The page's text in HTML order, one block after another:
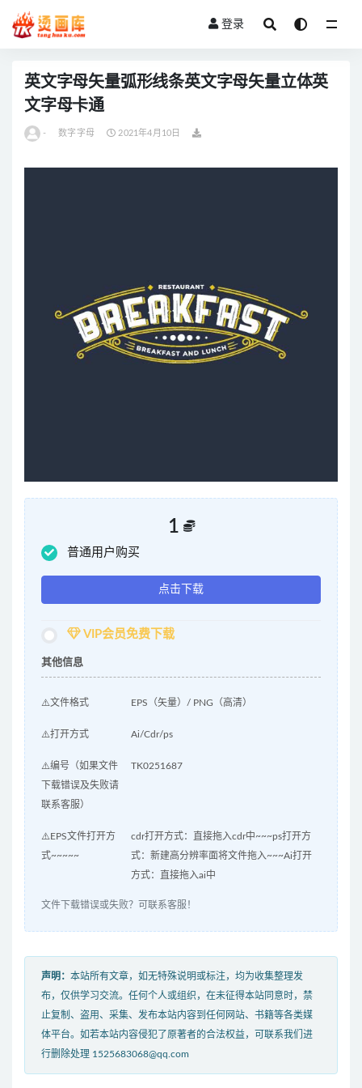
登录
英文字母矢量弧形线条英文字母矢量立体英
文字母卡通
- 数字字母 2021年4月10日
1
普通用户购买
点击下载
VIP会员免费下载
其他信息
⚠️文件格式 EPS（矢量）/ PNG（高清）
⚠️打开方式 Ai/Cdr/ps
⚠️编号（如果文件
下载错误及失败请
联系客服）
TK0251687
⚠️EPS文件打开方
式~~~~~
cdr打开方式：直接拖入cdr中~~~ps打开方
式：新建高分辨率面将文件拖入~~~Ai打开
方式：直接拖入ai中
文件下载错误或失败？可联系客服！
声明： 本站所有文章，如无特殊说明或标注，均为收集整理发
布，仅供学习交流。任何个人或组织，在未征得本站同意时，禁
止复制、盗用、采集、发布本站内容到任何网站、书籍等各类媒
体平台。如若本站内容侵犯了原著者的合法权益，可联系我们进
行删除处理 1525683068@qq.com